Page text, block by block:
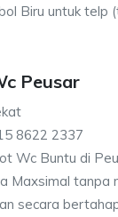
Biru untuk telp
Peusar
8622 2337
Wc Buntu di
Maxsimal tanpa
secara